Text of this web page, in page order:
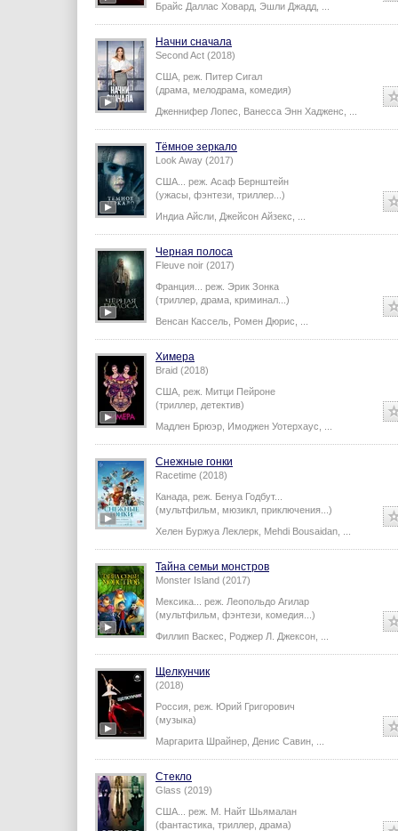
Брайс Даллас Ховард Эшли Джадд
Начни сначала
Second Act (2018)
США, реж. Питер Сигал
(драма, мелодрама, комедия)
Дженнифер Лопес
Ванесса Энн Хадженс
Тёмное зеркало
Look Away (2017)
США... реж. Асаф Бернштейн
(ужасы, фэнтези, триллер...)
Индиа Айсли Джейсон Айзекс
Черная полоса
Fleuve noir (2017)
Франция... реж. Эрик Зонка
(триллер, драма, криминал...)
Венсан Кассель Ромен Дюрис
Химера
Braid (2018)
США, реж. Митци Пейроне
(триллер, детектив)
Мадлен Брюэр Имоджен Уотерхаус
Снежные гонки
Racetime (2018)
Канада, реж. Бенуа Годбут...
(мультфильм, мюзикл, приключения...)
Хелен Буржуа Леклерк Mehdi Bousaidan
Тайна семьи монстров
Monster Island (2017)
Мексика... реж. Леопольдо Агилар
(мультфильм, фэнтези, комедия...)
Филлип Васкес
Роджер Л. Джексон
Щелкунчик
(2018)
Россия, реж. Юрий Григорович
(музыка)
Маргарита Шрайнер Денис Савин
Стекло
Glass (2019)
США... реж. М. Найт Шьямалан
(фантастика, триллер, драма)